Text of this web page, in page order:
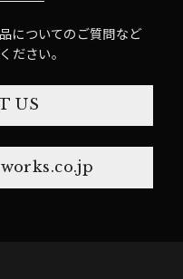
についてのご質問など
ださい。
US